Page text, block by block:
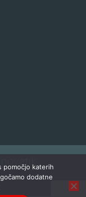
pomočjo katerih
dodatne